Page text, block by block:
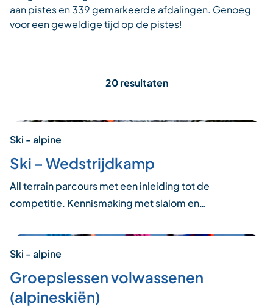
aan pistes en 339 gemarkeerde afdalingen. Genoeg
voor een geweldige tijd op de pistes!
20 resultaten
Ski - alpine
Ski – Wedstrijdkamp
All terrain parcours met een inleiding tot de
competitie. Kennismaking met slalom en…
Ski - alpine
Groepslessen volwassenen
(alpineskiën)